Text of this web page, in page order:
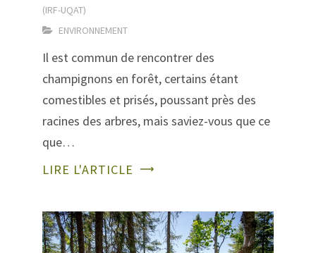
(IRF-UQAT)
ENVIRONNEMENT
Il est commun de rencontrer des
champignons en forêt, certains étant
comestibles et prisés, poussant près des
racines des arbres, mais saviez-vous que ce
que…
LIRE L'ARTICLE